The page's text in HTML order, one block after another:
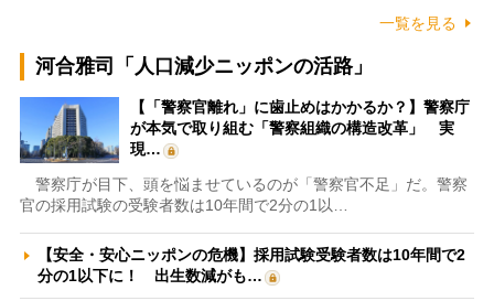
一覧を見る
河合雅司「人口減少ニッポンの活路」
【「警察官離れ」に歯止めはかかるか？】警察庁
が本気で取り組む「警察組織の構造改革」 実
現…
警察庁が目下、頭を悩ませているのが「警察官不足」だ。警察
官の採用試験の受験者数は10年間で2分の1以…
【安全・安心ニッポンの危機】採用試験受験者数は10年間で2
分の1以下に！ 出生数減がも…